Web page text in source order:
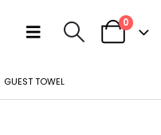
0
GUEST TOWEL